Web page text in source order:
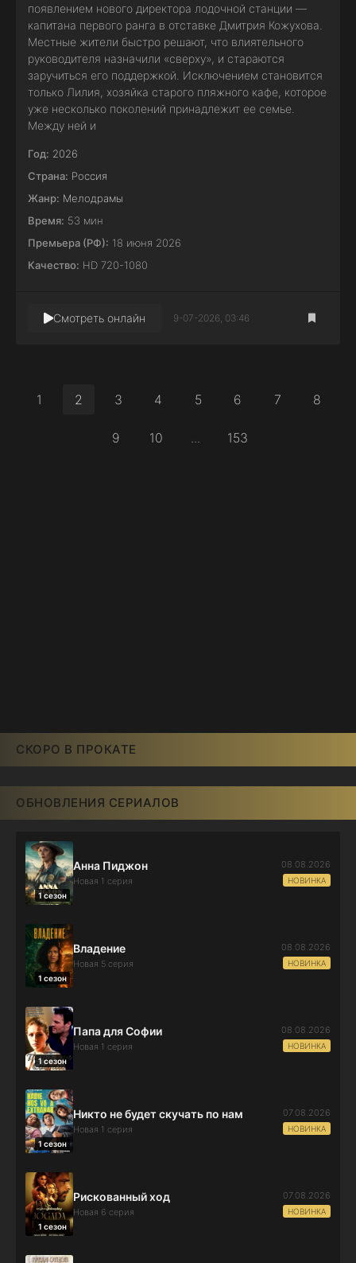
СКОРО В ПРОКАТЕ
ОБНОВЛЕНИЯ СЕРИАЛОВ
1 сезон
Анна Пиджон
Новая 1 серия
08.08.2026
НОВИНКА
1 сезон
Владение
Новая 5 серия
08.08.2026
НОВИНКА
1 сезон
Папа для Софии
Новая 1 серия
08.08.2026
НОВИНКА
1 сезон
Никто не будет скучать по нам
Новая 1 серия
07.08.2026
НОВИНКА
1 сезон
Рискованный ход
Новая 6 серия
07.08.2026
НОВИНКА
появлением нового директора лодочной станции —
капитана первого ранга в отставке Дмитрия Кожухова.
Местные жители быстро решают, что влиятельного
руководителя назначили «сверху», и стараются
заручиться его поддержкой. Исключением становится
только Лилия, хозяйка старого пляжного кафе, которое
уже несколько поколений принадлежит ее семье.
Между ней и
Год: 2026
Страна: Россия
Жанр: Мелодрамы
Время: 53 мин
Премьера (РФ): 18 июня 2026
Качество: HD 720-1080
Смотреть онлайн 9-07-2026, 03:46
1 2 3 4 5 6 7 8
9 10 153